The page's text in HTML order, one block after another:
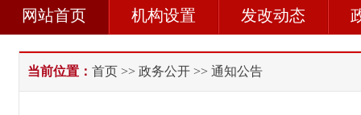
网站首页 机构设置 发改动态
当前位置： 首页 >> 政务公开 >> 通知公告